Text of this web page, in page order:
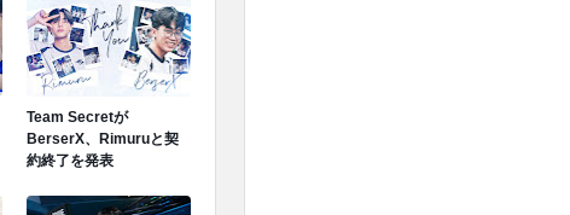
Team Secretが
BerserX、Rimuruと契
約終了を発表